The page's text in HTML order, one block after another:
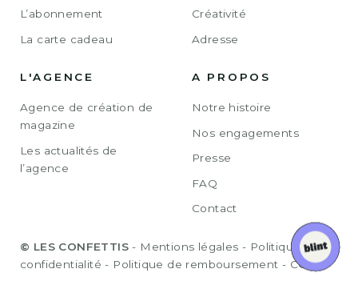
L’abonnement
La carte cadeau
Créativité
Adresse
L'AGENCE
Agence de création de
magazine
Les actualités de
l’agence
A PROPOS
Notre histoire
Nos engagements
Presse
FAQ
Contact
© LES CONFETTIS - Mentions légales - Politique de
confidentialité - Politique de remboursement - CGV